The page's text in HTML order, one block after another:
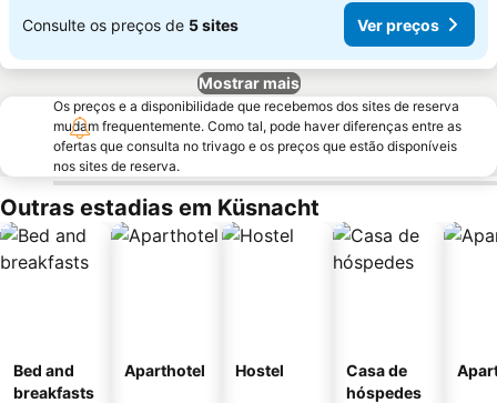
Consulte os preços de 5 sites Ver preços
Mostrar mais
Os preços e a disponibilidade que recebemos dos sites de reserva
mudam frequentemente. Como tal, pode haver diferenças entre as
ofertas que consulta no trivago e os preços que estão disponíveis
nos sites de reserva.
Outras estadias em Küsnacht
Bed and
breakfasts
Aparthotel Hostel
Casa de
hóspedes